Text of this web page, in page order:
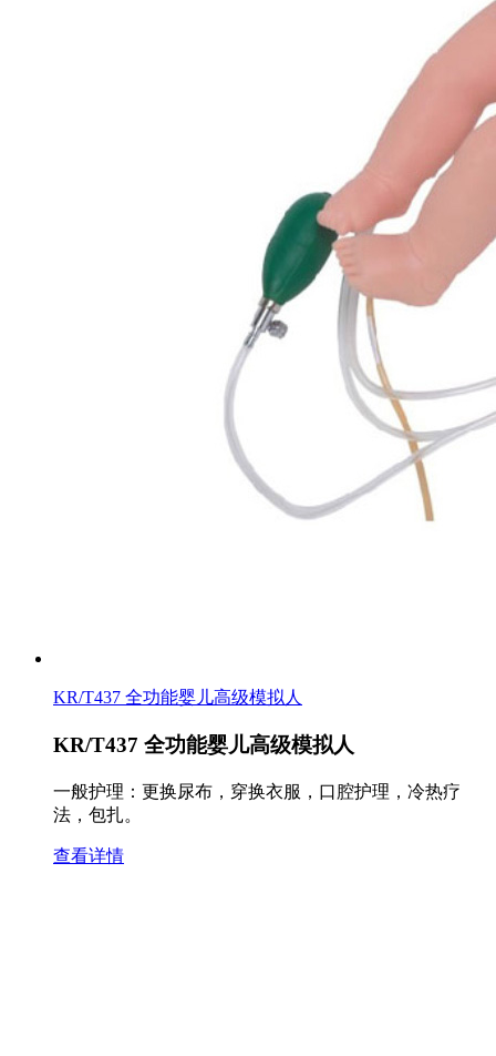
KR/T437 全功能婴儿高级模拟人
KR/T437 全功能婴儿高级模拟人
一般护理：更换尿布，穿换衣服，口腔护理，冷热疗
法，包扎。
查看详情